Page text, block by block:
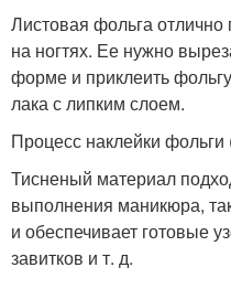
Листовая фольга
на ногтях. Ее нужно
форме и приклеить
лака с липким слоем.
Процесс наклейки
Тисненый материал
выполнения маникюра,
и обеспечивает готовые
завитков и т. д.